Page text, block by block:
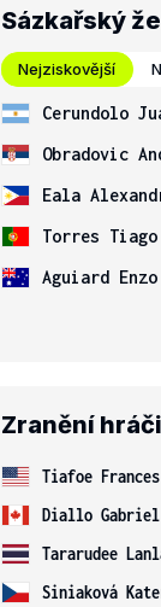
Sázkařský
Nejziskovější
Cerundolo
Obradovic
Eala
Torres Tiago
Aguiard Enzo
Zranění hráči
Tiafoe Frances
Diallo Gabriel
Tararudee
Siniaková